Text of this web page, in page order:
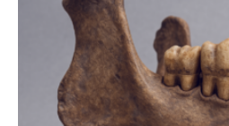
Miriam Christina Reiss,
Johannes Gutenberg-
Team haben am Vulkan
solche Tremore lokalisiert. „Wir
nicht nur nachweisen, sondern